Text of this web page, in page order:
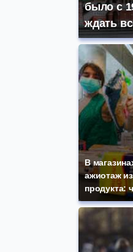
было с
ждать
В
ажиотаж
продукта: